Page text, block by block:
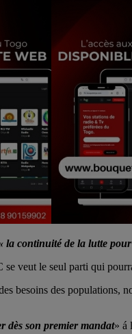
la continuité de la lutte
se veut le seul parti qui
besoins des populations,
dès son premier mandat» á